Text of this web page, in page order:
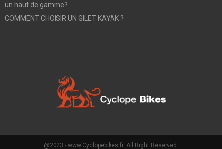
un haut de gamme?
COMMENT CHOISIR UN GILET KAYAK ?
@2023 - www.Cyclopebikes.fr. All Right Reserved.